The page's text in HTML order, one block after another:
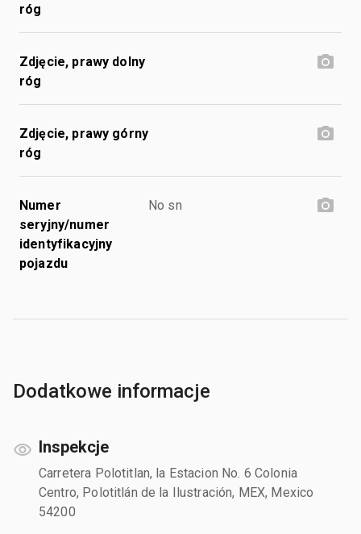
róg
Zdjęcie, prawy dolny
róg
Zdjęcie, prawy górny
róg
Numer
seryjny/numer
identyfikacyjny
pojazdu
No sn
Dodatkowe informacje
Inspekcje
Carretera Polotitlan, la Estacion No. 6 Colonia
Centro, Polotitlán de la Ilustración, MEX, Mexico
54200